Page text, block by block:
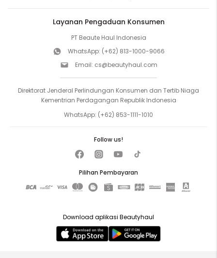
Layanan Pengaduan Konsumen
PT Beaute Haul Indonesia
WhatsApp: (+62) 813-1000-9066
Email: cs@beautyhaul.com
Direktorat Jenderal Perlindungan Konsumen dan Tertib Niaga
Kementrian Perdagangan Republik Indonesia
WhatsApp: (+62) 853-1111-1010
Pilihan Pembayaran
Follow us!
Download aplikasi Beautyhaul